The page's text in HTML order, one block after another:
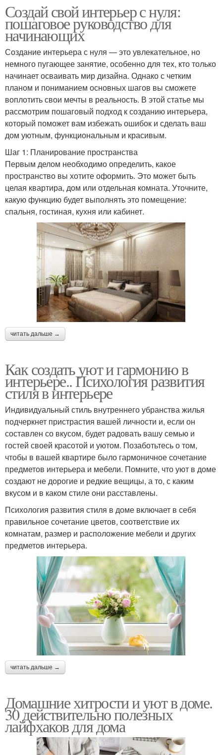
Создай свой интерьер с нуля:
пошаговое руководство для
начинающих
Создание интерьера с нуля — это увлекательное, но
немного пугающее занятие, особенно для тех, кто только
начинает осваивать мир дизайна. Однако с четким
планом и пониманием основных шагов вы сможете
воплотить свои мечты в реальность. В этой статье мы
рассмотрим пошаговый подход к созданию интерьера,
который поможет вам избежать ошибок и сделать ваш
дом уютным, функциональным и красивым.
Шаг 1: Планирование пространства
Первым делом необходимо определить, какое
пространство вы хотите оформить. Это может быть
целая квартира, дом или отдельная комната. Уточните,
какую функцию будет выполнять это помещение:
спальня, гостиная, кухня или кабинет.
читать дальше →
Как создать уют и гармонию в
интерьере.. Психология развития
стиля в интерьере
Индивидуальный стиль внутреннего убранства жилья
подчеркнет пристрастия вашей личности и, если он
составлен со вкусом, будет радовать вашу семью и
гостей своей красотой и уютом. Позаботьтесь о том,
чтобы в вашей квартире было гармоничное сочетание
предметов интерьера и мебели. Помните, что уют в доме
создают не дорогие и редкие вещицы, а то, с каким
вкусом и в каком стиле они расставлены.
Психология развития стиля в доме включает в себя
правильное сочетание цветов, соответствие их
комнатам, размер и расположение мебели и других
предметов интерьера.
читать дальше →
Домашние хитрости и уют в доме.
30 действительно полезных
лайфхаков для дома